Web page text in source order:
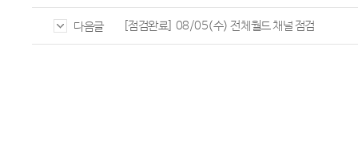
다음글 [점검완료] 08/05(수) 전체월드 채널 점검